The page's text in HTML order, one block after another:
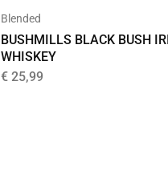
Blended
BUSHMILLS BLACK BUSH
WHISKEY
€ 25,99